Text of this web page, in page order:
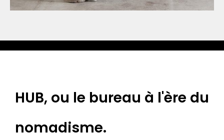
HUB, ou le bureau à l'ère du
nomadisme.